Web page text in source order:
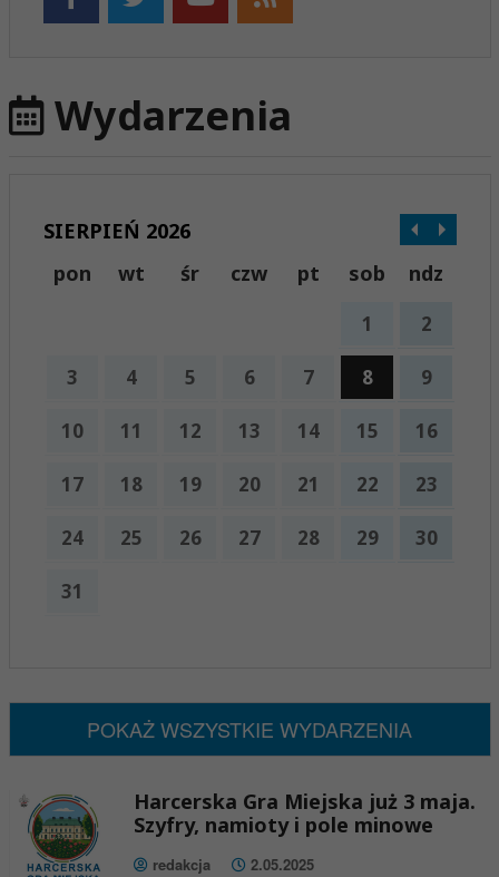
Wydarzenia
SIERPIEŃ 2026
pon
wt śr czw pt sob ndz
1 2
3 4 5 6 7 8 9
10 11 12 13 14 15 16
17 18 19 20 21 22 23
24 25 26 27 28 29 30
31
POKAŻ WSZYSTKIE WYDARZENIA
Harcerska Gra Miejska już 3 maja.
Szyfry, namioty i pole minowe
redakcja 2.05.2025